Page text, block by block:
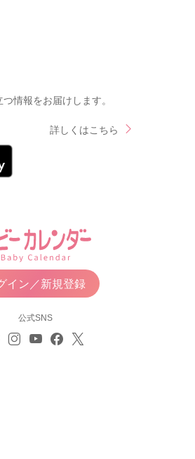
情報をお届けします。
詳しくはこちら
イン／新規登録
公式SNS